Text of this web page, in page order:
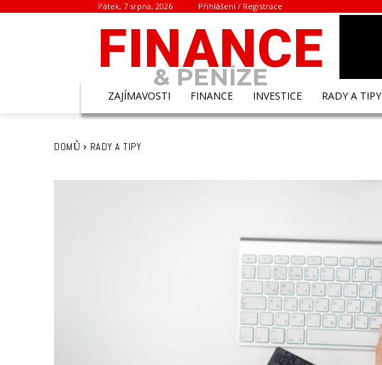
Pátek, 7 srpna, 2026 Přihlášení / Registrace
FINANCE
& PENÍZE
ZAJÍMAVOSTI FINANCE INVESTICE RADY A TIPY
DOMŮ RADY A TIPY